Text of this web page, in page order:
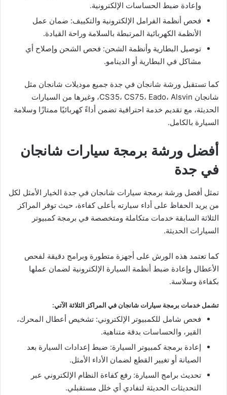
وإعادة ضبط الحساسات الإلكترونية.
فحص أنظمة الفرامل الإلكترونية والتكييف: ضمان عمل
الأنظمة الكهربائية المرتبطة بالسلامة وراحة القيادة.
توصيل البطارية وأنظمة الشحن: فحص الشحن وإصلاح أي
مشاكل في البطارية أو الدينامو.
كما تستقبل ورشة شانجان في جدة جميع موديلات شانجان مثل
شانجان CS35، CS75، Eado، Alsvin، وغيرها من السيارات
الحديثة، مع تقديم خدمة احترافية تضمن أداءً كهربائيًا ممتازًا وسلامة
السيارة بالكامل.
أفضل ورشة برمجة سيارات شانجان
في جدة
تمثل أفضل ورشة برمجة سيارات شانجان في جدة الخيار الأمثل لكل
من يريد الحفاظ على أداء سيارته بأعلى كفاءة، حيث توفر المراكز
الثلاثة السابقة خدمات متكاملة ومتخصصة في برمجة كمبيوتر
السيارات الحديثة.
كما تعتمد هذه الورش على أجهزة متطورة وبرامج دقيقة لفحص
الأعطال وإعادة ضبط أنظمة السيارة الإلكترونية لضمان عملها
بكفاءة وسلاسة.
تشمل خدمات برمجة سيارات شانجان في المراكز الثلاثة الآتي:
فحص شامل للكمبيوتر الإلكتروني: تشخيص أعطال المحرك،
القير، والحساسات بدقة متناهية.
إعادة برمجة كمبيوتر السيارة: ضبط إعدادات السيارة بعد
الصيانة أو تغيير القطع لضمان الأداء الأمثل.
تحديث برامج السيارة: رفع كفاءة النظام الإلكتروني عبر
التحديثات الحديثة لتفادي أي خلل مستقبلي.